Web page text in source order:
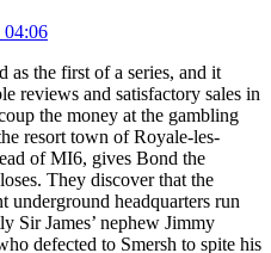
04:06
as the first of a series, and it
reviews and satisfactory sales in
the money at the gambling
resort town of Royale-les-
of MI6, gives Bond the
They discover that the
underground headquarters run
Sir James’ nephew Jimmy
defected to Smersh to spite his